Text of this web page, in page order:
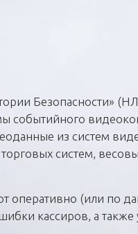
Безопасности»
событийного
из систем
систем,
оперативно (или по
кассиров, а